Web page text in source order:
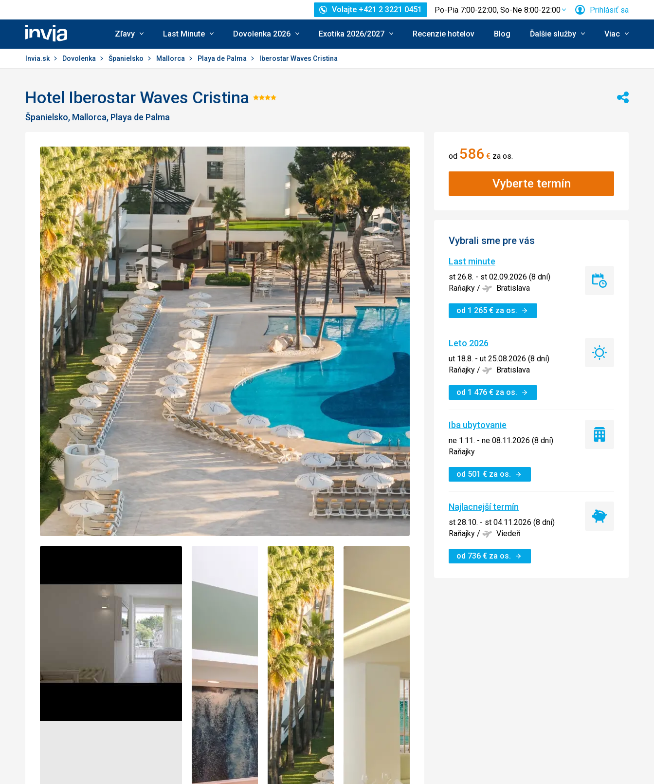
Invia.sk
Volajte +421 2 3221 0451 Po-Pia 7:00-22:00, So-Ne 8:00-22:00 Prihlásiť sa
Zľavy Last Minute Dovolenka 2026 Exotika 2026/2027 Recenzie hotelov Blog Ďalšie služby Viac
Invia.sk Dovolenka Španielsko Mallorca Playa de Palma Iberostar Waves Cristina
Hotel Iberostar Waves Cristina Hodnotenie:
Španielsko, Mallorca, Playa de Palma
Zdieľať
od 586 € za os.
Vyberte termín
Vybrali sme pre vás
Last minute
st 26.8. - st 02.09.2026 (8 dní)
Raňajky / Bratislava
od 1 265 € za os.
Last
Leto 2026
ut 18.8. - ut 25.08.2026 (8 dní)
Raňajky / Bratislava
od 1 476 € za os.
Leto
Iba ubytovanie
ne 1.11. - ne 08.11.2026 (8 dní)
Raňajky
od 501 € za os.
Iba
Najlacnejší termín
st 28.10. - st 04.11.2026 (8 dní)
Raňajky / Viedeň
od 736 € za os.
Najlacnejší